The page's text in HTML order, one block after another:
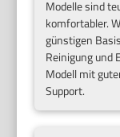
Modelle sind
komfortabler.
günstigen
Reinigung und
Modell mit
Support.